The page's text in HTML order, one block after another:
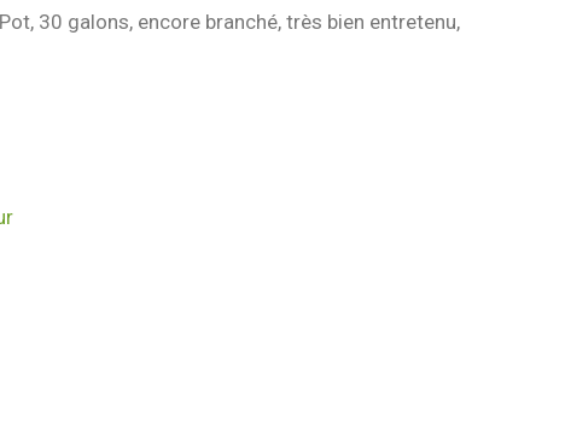
30 galons, encore branché, très bien entretenu,